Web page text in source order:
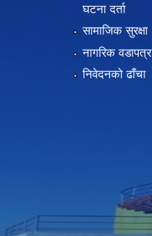
घटना दर्ता
सामाजिक सुरक्षा
नागरिक वडापत्र
निवेदनको ढाँचा